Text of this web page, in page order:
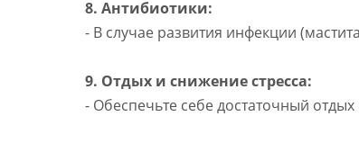
8. Антибиотики:
- В случае развития инфекции
9. Отдых и снижение стресса:
- Обеспечьте себе достаточный отдых